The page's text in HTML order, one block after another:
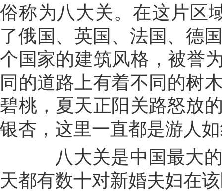
俗称为八大关。在这片区
了俄国、英国、法国、德
个国家的建筑风格，被誉
同的道路上有着不同的树
碧桃，夏天正阳关路怒放
银杏，这里一直都是游人
八大关是中国最大的
天都有数十对新婚夫妇在